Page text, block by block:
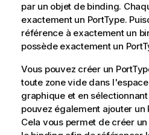
par un objet de binding.
exactement un PortType.
référence à exactement un
possède exactement un
Vous pouvez créer un
toute zone vide dans
graphique et en sélectionnant
pouvez également ajouter un
Cela vous permet de créer